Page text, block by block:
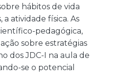
hábitos de vida
a atividade física. As
pedagógica,
sobre estratégias
dos JDC-I na aula de
se o potencial